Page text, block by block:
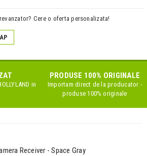
Cere o oferta personalizata!
in
PRODUSE 100% ORIGINALE
Importam direct de la producator -
produse 100% originale
Receiver - Space Gray